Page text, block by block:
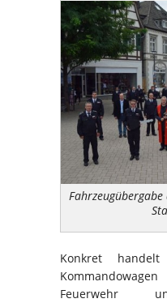
Konkret
Feuerwehr